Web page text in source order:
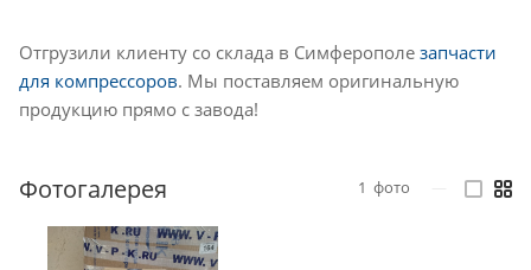
Отгрузили клиенту со склада в Симферополе запчасти
для компрессоров. Мы поставляем оригинальную
продукцию прямо с завода!
Фотогалерея 1 фото